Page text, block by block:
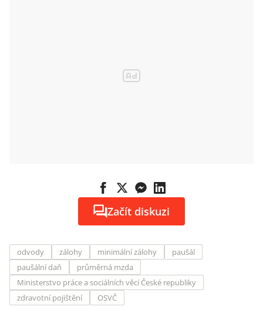
Začít diskuzi
odvody zálohy minimální zálohy
paušál
paušální daň
průměrná mzda
Ministerstvo práce a sociálních věcí České republiky
zdravotní pojištění
OSVČ